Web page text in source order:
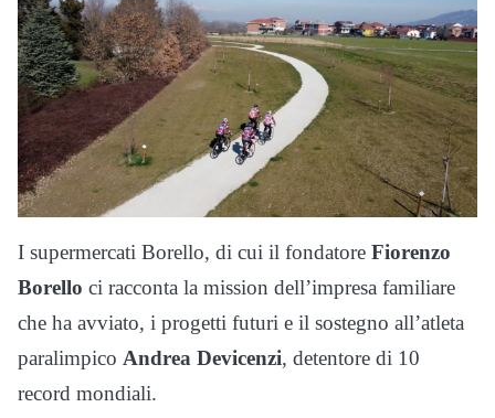
I supermercati Borello, di cui il fondatore Fiorenzo
Borello ci racconta la mission dell’impresa familiare
che ha avviato, i progetti futuri e il sostegno all’atleta
paralimpico Andrea Devicenzi, detentore di 10
record mondiali.